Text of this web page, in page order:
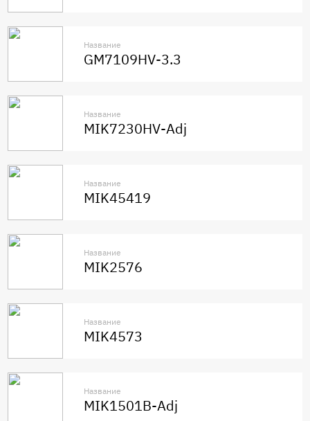
Название
GM7109HV-3.3
Название
MIK7230HV-Adj
Название
MIK45419
Название
MIK2576
Название
MIK4573
Название
MIK1501B-Adj